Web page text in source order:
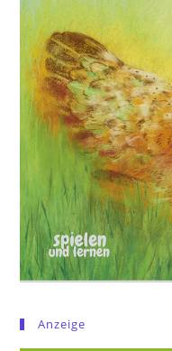
Anzeige